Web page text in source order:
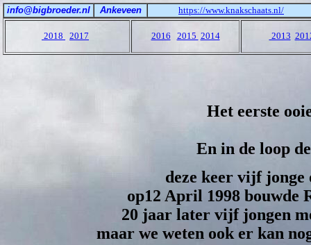
info@bigbroeder.nl Ankeveen https://www.knakschaats.nl/
2018 2017 2016 2015 2014 2013
Het eerste
En in de loop
deze keer vijf jonge
op12 April 1998 bouwde
20 jaar later vijf jongen
maar we weten ook er kan